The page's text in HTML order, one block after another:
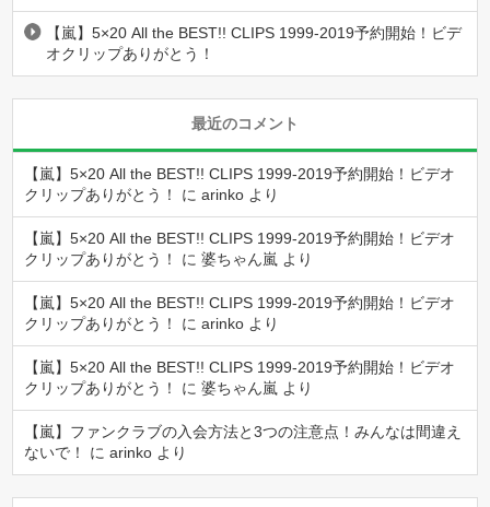
【嵐】5×20 All the BEST!! CLIPS 1999-2019予約開始！ビデ
オクリップありがとう！
最近のコメント
【嵐】5×20 All the BEST!! CLIPS 1999-2019予約開始！ビデオ
クリップありがとう！
にarinko より
【嵐】5×20 All the BEST!! CLIPS 1999-2019予約開始！ビデオ
クリップありがとう！
に婆ちゃん嵐 より
【嵐】5×20 All the BEST!! CLIPS 1999-2019予約開始！ビデオ
クリップありがとう！
にarinko より
【嵐】5×20 All the BEST!! CLIPS 1999-2019予約開始！ビデオ
クリップありがとう！
に婆ちゃん嵐 より
【嵐】ファンクラブの入会方法と3つの注意点！みんなは間違え
ないで！
にarinko より